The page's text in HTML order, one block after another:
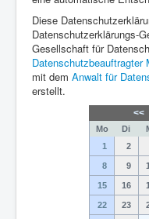
Diese
Datenschutzerklärungs-
Gesellschaft für
Datenschutzbeauftragter
mit dem Anwalt für
erstellt.
<<
Mo Di
1
2
8 9
15 16
22 23